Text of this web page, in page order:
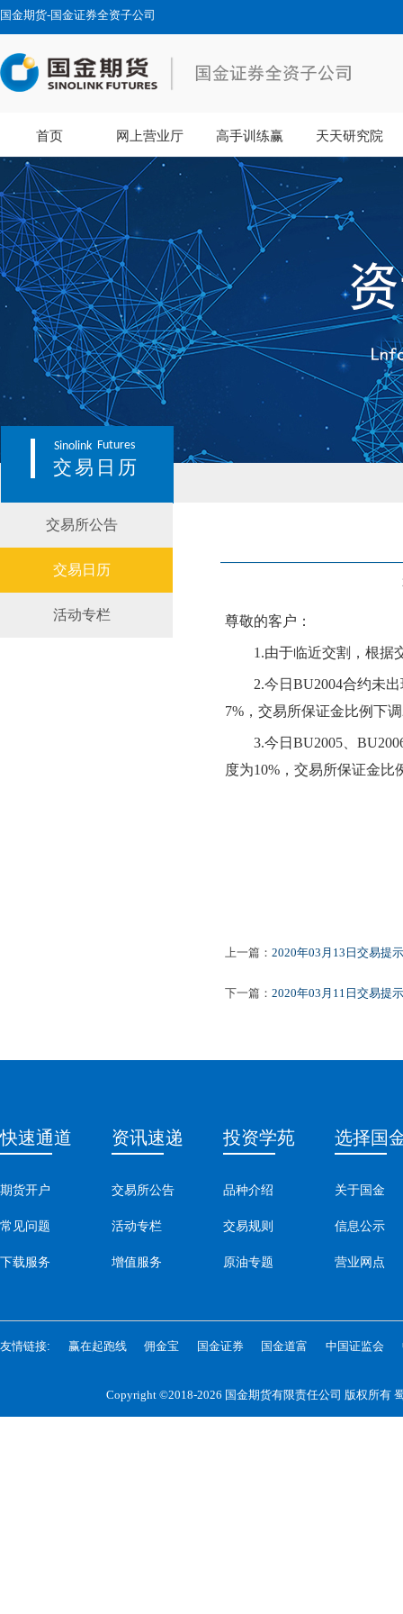
国金期货-国金证券全资子公司
首页 网上营业厅 高手训练赢 天天研究院
Sinolink Futures
交易日历
交易所公告
交易日历
活动专栏 尊敬的客户：
1 .由于临近交割， 根据
2.今日 BU2004合约未
7%，交易所保证金比例下调
3.今日 BU2005、
度为10%，交易所保证金比
上一篇： 2020年03月13日交易提示
下一篇： 2020年03月11日交易提示
快速通道
期货开户
常见问题
下载服务
资讯速递
交易所公告
活动专栏
增值服务
投资学苑
品种介绍
交易规则
原油专题
选择国
关于国金
信息公示
营业网点
友情链接: 赢在起跑线 佣金宝 国金证券 国金道富 中国证监会
Copyright ©2018-2026 国金期货有限责任公司 版权所有